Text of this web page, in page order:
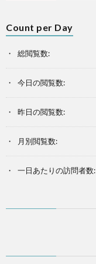
Count per Day
総閲覧数:
今日の閲覧数:
昨日の閲覧数:
月別閲覧数:
一日あたりの訪問者数: